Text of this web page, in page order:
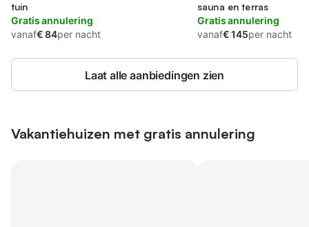
tuin
Gratis annulering
vanaf€ 84per nacht
sauna en terras
Gratis annulering
vanaf€ 145per nacht
Laat alle aanbiedingen zien
Vakantiehuizen met gratis annulering